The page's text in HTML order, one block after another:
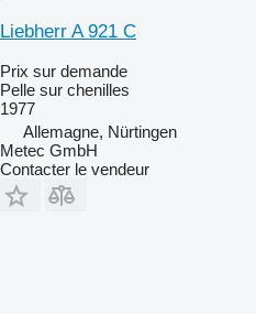
Liebherr A 921 C
Prix sur demande
Pelle sur chenilles
1977
Allemagne, Nürtingen
Metec GmbH
Contacter le vendeur